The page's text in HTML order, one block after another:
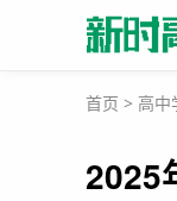
首页 > 高中
2025